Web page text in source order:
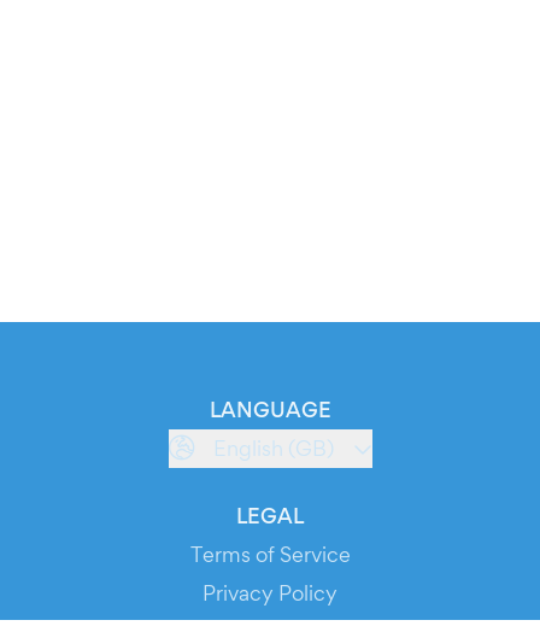
LANGUAGE
English (GB)
LEGAL
Terms of Service
Privacy Policy